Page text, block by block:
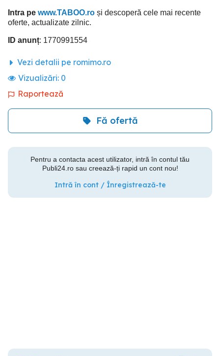
Intra pe www.TABOO.ro și descoperă cele mai recente
oferte, actualizate zilnic.
ID anunț: 1770991554
Vezi detalii pe romimo.ro
Vizualizări: 0
Raportează
Fă ofertă
Pentru a contacta acest utilizator, intră în contul tău
Publi24.ro sau creează-ți rapid un cont nou!
Intră în cont / Înregistrează-te